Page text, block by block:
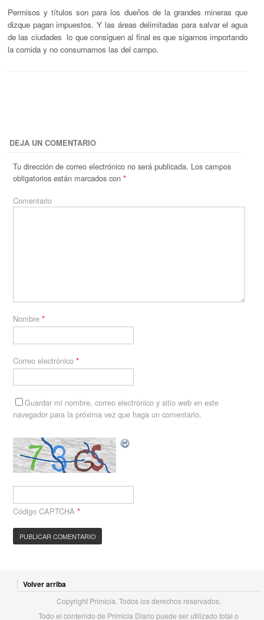
Permisos y títulos son para los dueños de la grandes mineras que
dizque pagan impuestos. Y las áreas delimitadas para salvar el agua
de las ciudades lo que consiguen al final es que sigamos importando
la comida y no consumamos las del campo.
DEJA UN COMENTARIO
Tu dirección de correo electrónico no será publicada. Los campos
obligatorios están marcados con*
Comentario
Nombre*
Correo electrónico*
Guardar mi nombre, correo electrónico y sitio web en este
navegador para la próxima vez que haga un comentario.
Código CAPTCHA *
Volver arriba
Copyright Primicia. Todos los derechos reservados.
Todo el contenido de Primicia Diario puede ser utilizado total o